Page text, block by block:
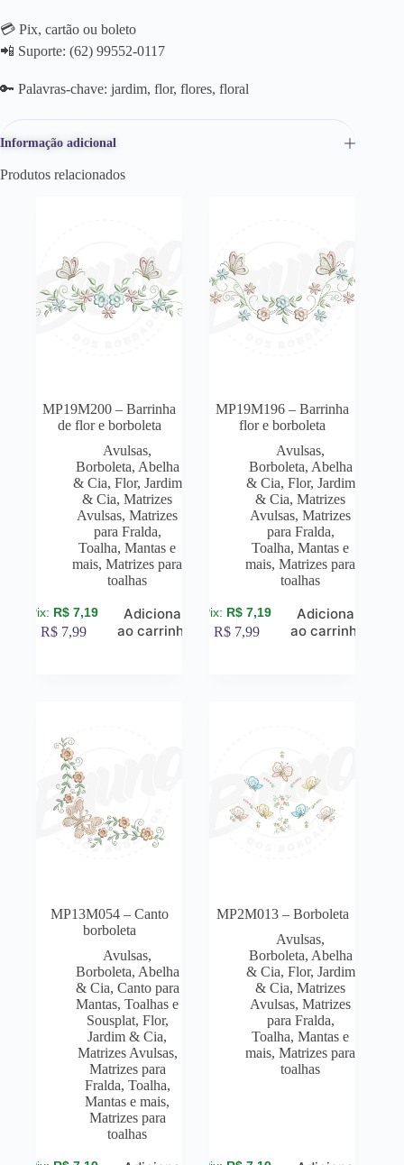
💳 Pix, cartão ou boleto
📲 Suporte: (62) 99552-0117
🔑 Palavras-chave: jardim, flor, flores, floral
Informação adicional
Produtos relacionados
MP19M200 – Barrinha
de flor e borboleta
Avulsas,
Borboleta, Abelha
& Cia, Flor, Jardim
& Cia,Matrizes
Avulsas,Matrizes
para Fralda,
Toalha, Mantas e
mais,Matrizes para
toalhas
R$ 7,19
R$ 7,99
Adicionar
ao carrinho
MP19M196 – Barrinha
flor e borboleta
Avulsas,
Borboleta, Abelha
& Cia, Flor, Jardim
& Cia,Matrizes
Avulsas,Matrizes
para Fralda,
Toalha, Mantas e
mais,Matrizes para
toalhas
R$ 7,19
R$ 7,99
Adicionar
ao carrinho
MP13M054 – Canto
borboleta
Avulsas,
Borboleta, Abelha
& Cia, Canto para
Mantas, Toalhas e
Sousplat, Flor,
Jardim & Cia,
Matrizes Avulsas,
Matrizes para
Fralda, Toalha,
Mantas e mais,
Matrizes para
toalhas
MP2M013 – Borboleta
Avulsas,
Borboleta, Abelha
& Cia, Flor, Jardim
& Cia,Matrizes
Avulsas,Matrizes
para Fralda,
Toalha, Mantas e
mais,Matrizes para
toalhas